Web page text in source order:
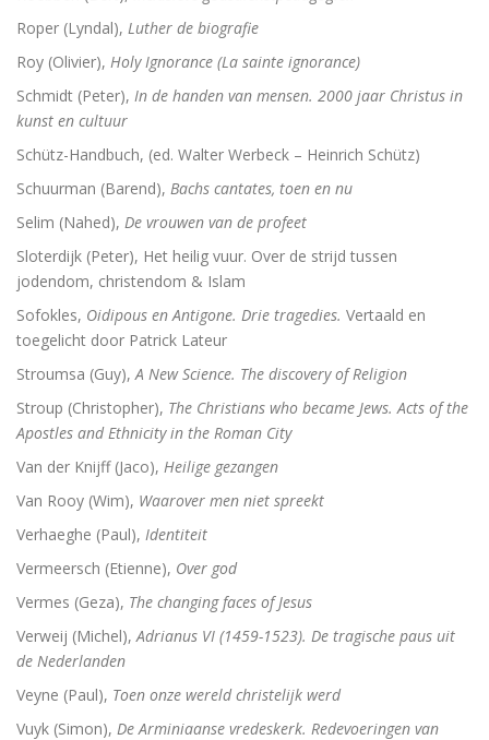
Roper (Lyndal), Luther de biografie
Roy (Olivier), Holy Ignorance (La sainte ignorance)
Schmidt (Peter), In de handen van mensen. 2000 jaar Christus in
kunst en cultuur
Schütz-Handbuch, (ed. Walter Werbeck – Heinrich Schütz)
Schuurman (Barend), Bachs cantates, toen en nu
Selim (Nahed), De vrouwen van de profeet
Sloterdijk (Peter), Het heilig vuur. Over de strijd tussen
jodendom, christendom & Islam
Sofokles, Oidipous en Antigone. Drie tragedies. Vertaald en
toegelicht door Patrick Lateur
Stroumsa (Guy), A New Science. The discovery of Religion
Stroup (Christopher), The Christians who became Jews. Acts of the
Apostles and Ethnicity in the Roman City
Van der Knijff (Jaco), Heilige gezangen
Van Rooy (Wim), Waarover men niet spreekt
Verhaeghe (Paul), Identiteit
Vermeersch (Etienne), Over god
Vermes (Geza), The changing faces of Jesus
Verweij (Michel), Adrianus VI (1459-1523). De tragische paus uit
de Nederlanden
Veyne (Paul), Toen onze wereld christelijk werd
Vuyk (Simon), De Arminiaanse vredeskerk. Redevoeringen van